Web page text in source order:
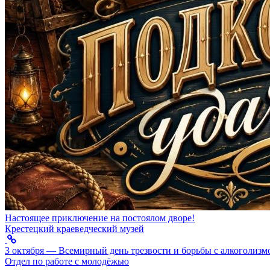
Настоящее приключение на постоялом дворе!
Крестецкий краеведческий музей
3 октября — Всемирный день трезвости и борьбы с
Отдел по работе с молодёжью